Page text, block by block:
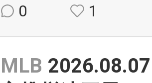
0
1
MLB